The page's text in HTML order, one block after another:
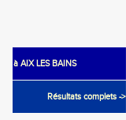
à AIX LES BAINS
Résultats complets ->